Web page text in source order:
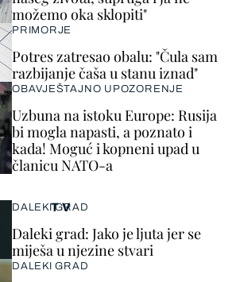
možemo oka sklopiti"
PRIMORJE
Potres zatresao obalu: "Čula sam
razbijanje čaša u stanu iznad"
OBAVJEŠTAJNO UPOZORENJE
Uzbuna na istoku Europe: Rusija
bi mogla napasti, a poznato i
kada! Moguć i kopneni upad u
članicu NATO-a
TV
DALEKI GRAD
Daleki grad: Jako je ljuta jer se
miješa u njezine stvari
DALEKI GRAD